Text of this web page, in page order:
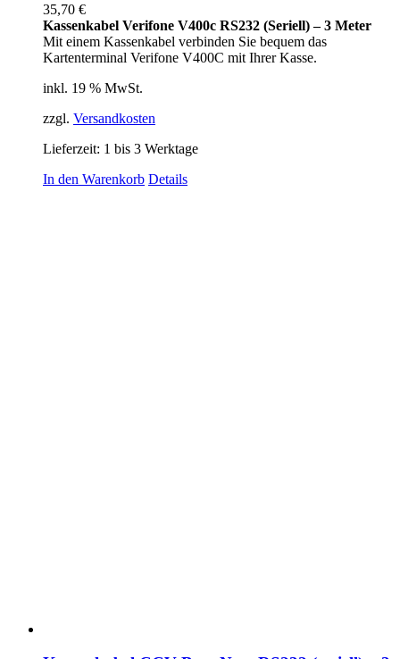
35,70 €
Kassenkabel Verifone V400c RS232 (Seriell) – 3 Meter
Mit einem Kassenkabel verbinden Sie bequem das
Kartenterminal Verifone V400C mit Ihrer Kasse.
inkl. 19 % MwSt.
zzgl. Versandkosten
Lieferzeit: 1 bis 3 Werktage
In den Warenkorb Details